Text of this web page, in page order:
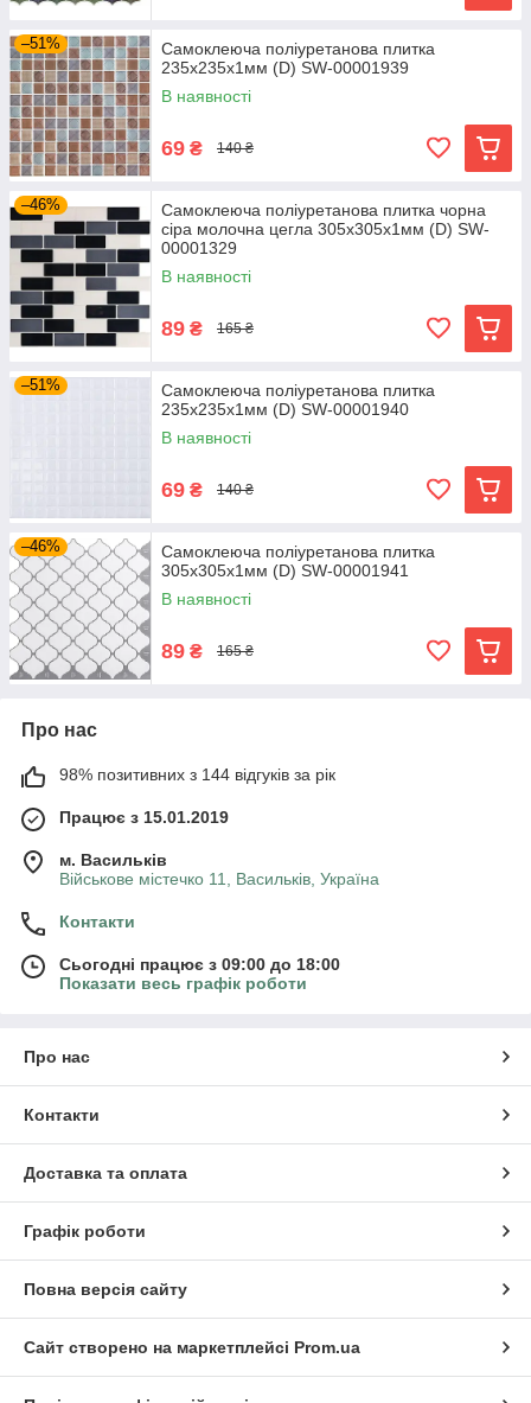
–51%
Самоклеюча поліуретанова плитка
235х235х1мм (D) SW-00001939
В наявності
69 ₴ 140 ₴
–46%
Самоклеюча поліуретанова плитка чорна
сіра молочна цегла 305х305х1мм (D) SW-
00001329
В наявності
89 ₴ 165 ₴
–51%
Самоклеюча поліуретанова плитка
235х235х1мм (D) SW-00001940
В наявності
69 ₴ 140 ₴
–46%
Самоклеюча поліуретанова плитка
305х305х1мм (D) SW-00001941
В наявності
89 ₴ 165 ₴
Про нас
98% позитивних з 144 відгуків за рік
Працює з 15.01.2019
м. Васильків
Військове містечко 11, Васильків, Україна
Контакти
Сьогодні працює з 09:00 до 18:00
Показати весь графік роботи
Про нас
Контакти
Доставка та оплата
Графік роботи
Повна версія сайту
Сайт створено на маркетплейсі Prom.ua